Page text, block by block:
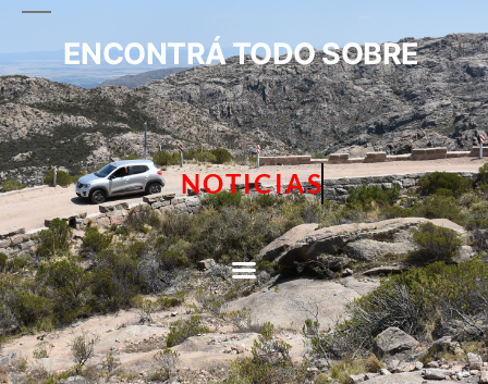
ENCONTRÁ TODO SOBRE
NOTICIAS